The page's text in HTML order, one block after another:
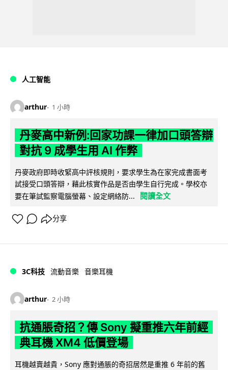
人工智能
arthur 1 小時
丹麥高中新例:回家功課一律加口頭答辯
對抗 9 成學生用 AI 作弊
丹麥政府即時收緊高中評核規則，要求學生為在家完成書面考
試接受口頭答辯，藉此核實作品是否由學生自行完成。學校亦
要在筆試監察電腦螢幕、設定網絡防...
閱讀全文
分享
3C科技 流動音樂 音樂耳機
arthur 2 小時
抗通脹奇招？傳 Sony 擬重推六年前經
典耳機 XM4 低價登場
耳機越賣越貴，Sony 應對通脹的奇招居然是重推 6 年前的舊